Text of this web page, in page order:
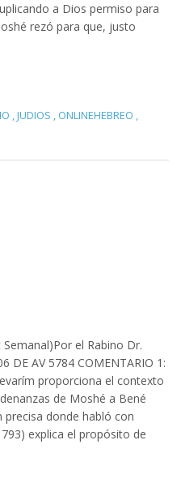
a Dios permiso para
rezó para que, justo
,JUDIOS , ONLINEHEBREO ,
el Rabino Dr.
DE AV 5784 COMENTARIO 1:
proporciona el contexto
de Moshé a Bené
precisa donde habló con
explica el propósito de